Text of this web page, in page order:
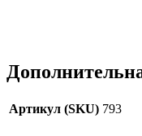
Артикул (SKU) 793